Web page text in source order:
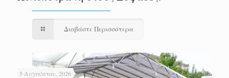
Διαβάστε Περισσότερα
5 Αυγούστου, 2026